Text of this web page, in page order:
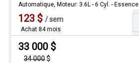
Automatique, Moteur: 3.6L - 6 Cyl. - Essence
123 $ /sem
Achat 84 mois
33 000 $
34 000$